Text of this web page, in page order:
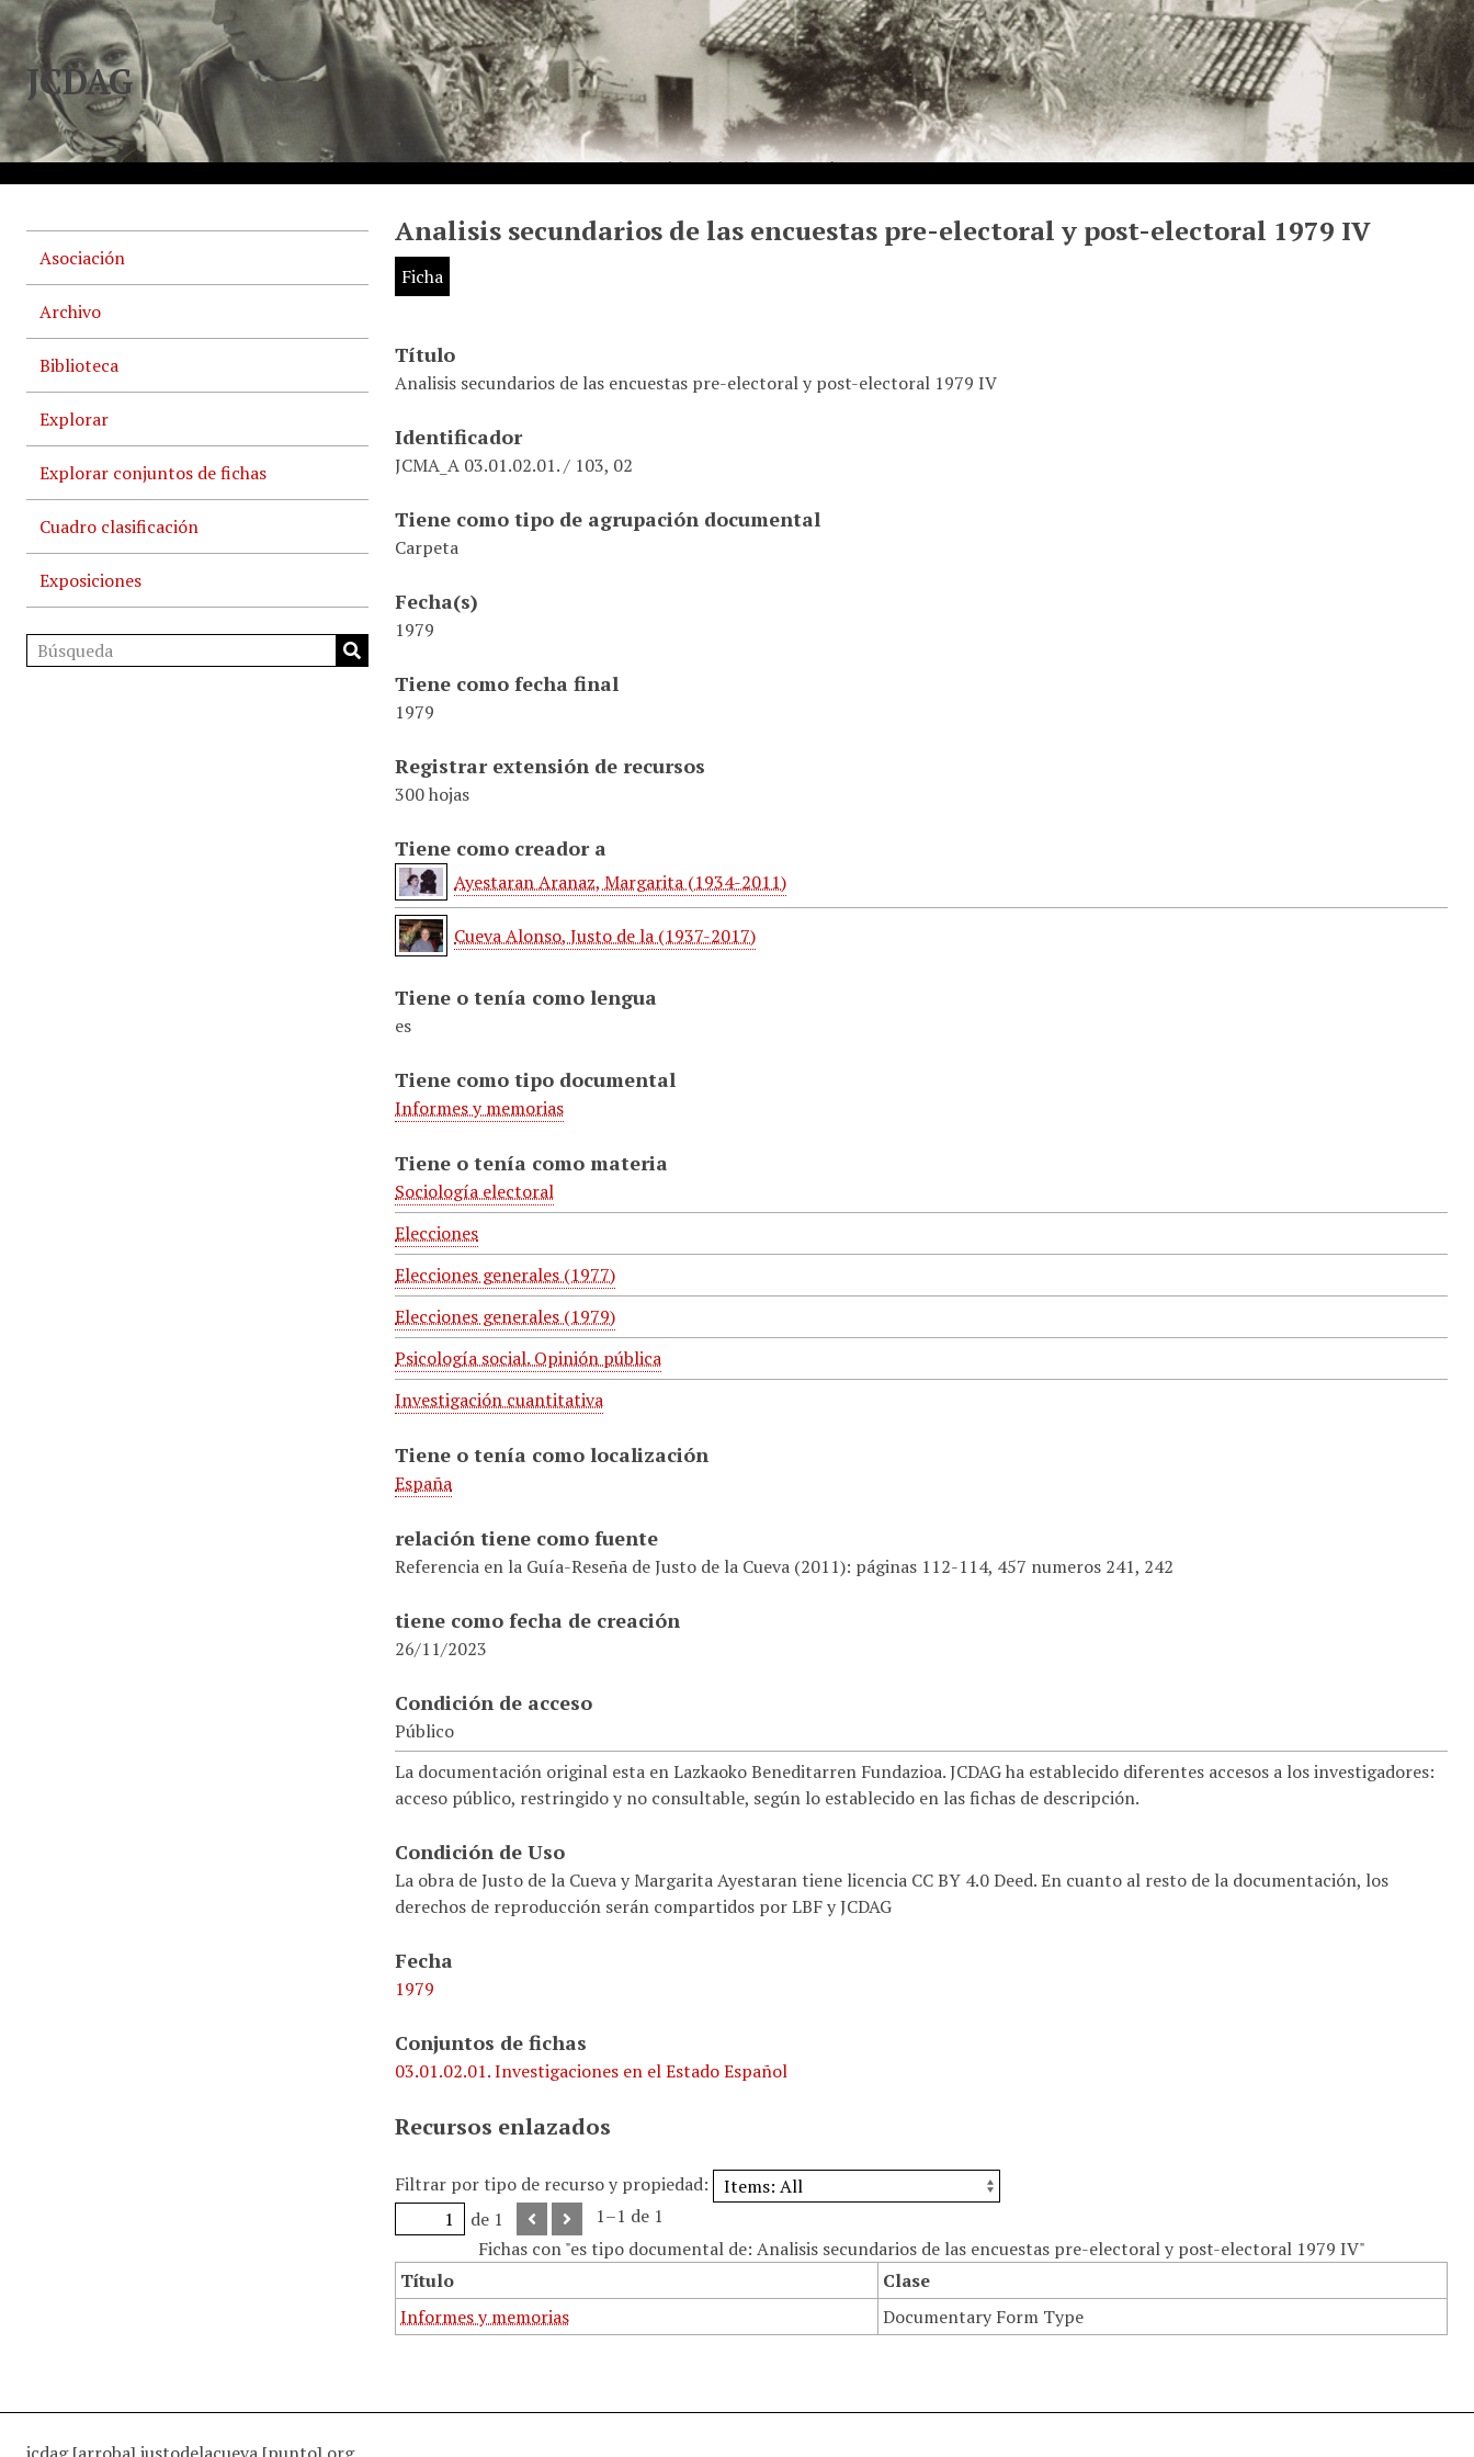
JCDAG
Asociación
Archivo
Biblioteca
Explorar
Explorar conjuntos de fichas
Cuadro clasificación
Exposiciones
Analisis secundarios de las encuestas pre-electoral y post-electoral 1979 IV
Ficha
Título
Analisis secundarios de las encuestas pre-electoral y post-electoral 1979 IV
Identificador
JCMA_A 03.01.02.01. / 103, 02
Tiene como tipo de agrupación documental
Carpeta
Fecha(s)
1979
Tiene como fecha final
1979
Registrar extensión de recursos
300 hojas
Tiene como creador a
Ayestaran Aranaz, Margarita (1934-2011)
Cueva Alonso, Justo de la (1937-2017)
Tiene o tenía como lengua
es
Tiene como tipo documental
Informes y memorias
Tiene o tenía como materia
Sociología electoral
Elecciones
Elecciones generales (1977)
Elecciones generales (1979)
Psicología social. Opinión pública
Investigación cuantitativa
Tiene o tenía como localización
España
relación tiene como fuente
Referencia en la Guía-Reseña de Justo de la Cueva (2011): páginas 112-114, 457 numeros 241, 242
tiene como fecha de creación
26/11/2023
Condición de acceso
Público
La documentación original esta en Lazkaoko Beneditarren Fundazioa. JCDAG ha establecido diferentes accesos a los investigadores:
acceso público, restringido y no consultable, según lo establecido en las fichas de descripción.
Condición de Uso
La obra de Justo de la Cueva y Margarita Ayestaran tiene licencia CC BY 4.0 Deed. En cuanto al resto de la documentación, los
derechos de reproducción serán compartidos por LBF y JCDAG
Fecha
1979
Conjuntos de fichas
03.01.02.01. Investigaciones en el Estado Español
Recursos enlazados
Filtrar por tipo de recurso y propiedad:
de 1
1–1 de 1
Fichas con "es tipo documental de: Analisis secundarios de las encuestas pre-electoral y post-electoral 1979 IV"
Título
Clase
Informes y memorias
Documentary Form Type